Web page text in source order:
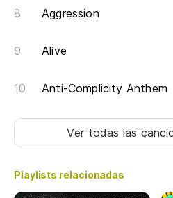
Aggression
Alive
Anti-Complicity Anthem
Ver todas las
Playlists relacionadas